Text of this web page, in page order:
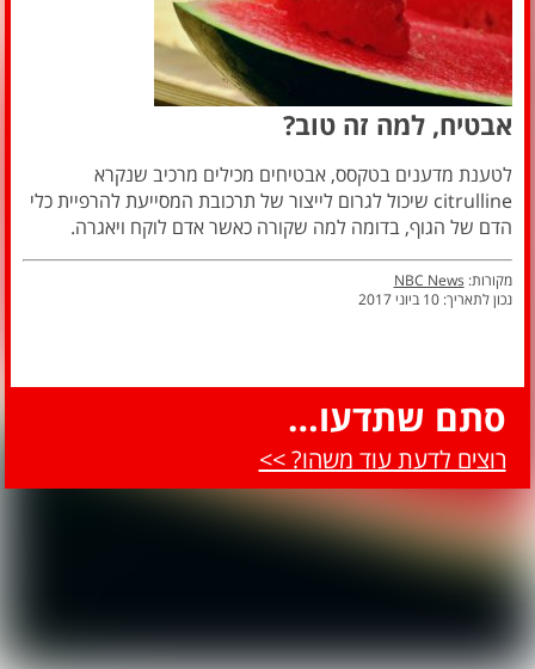
אבטיח, למה זה טוב?
לטענת מדענים בטקסס, אבטיחים מכילים מרכיב שנקרא
citrulline שיכול לגרום לייצור של תרכובת המסייעת להרפיית כלי
הדם של הגוף, בדומה למה שקורה כאשר אדם לוקח ויאגרה.
מקורות: NBC News
נכון לתאריך: 10 ביוני 2017
סתם שתדעו…
רוצים לדעת עוד משהו? >>